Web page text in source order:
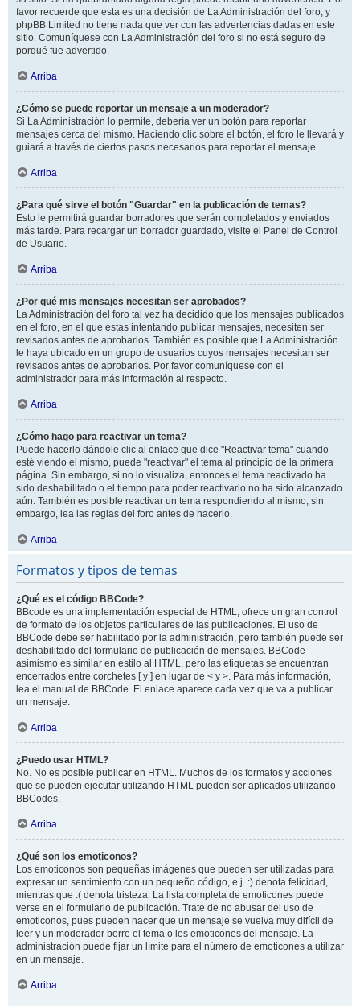
favor recuerde que esta es una decisión de La Administración del foro, y
phpBB Limited no tiene nada que ver con las advertencias dadas en este
sitio. Comuníquese con La Administración del foro si no está seguro de
porqué fue advertido.
Arriba
¿Cómo se puede reportar un mensaje a un moderador?
Si La Administración lo permite, debería ver un botón para reportar
mensajes cerca del mismo. Haciendo clic sobre el botón, el foro le llevará y
guiará a través de ciertos pasos necesarios para reportar el mensaje.
Arriba
¿Para qué sirve el botón "Guardar" en la publicación de temas?
Esto le permitirá guardar borradores que serán completados y enviados
más tarde. Para recargar un borrador guardado, visite el Panel de Control
de Usuario.
Arriba
¿Por qué mis mensajes necesitan ser aprobados?
La Administración del foro tal vez ha decidido que los mensajes publicados
en el foro, en el que estas intentando publicar mensajes, necesiten ser
revisados antes de aprobarlos. También es posible que La Administración
le haya ubicado en un grupo de usuarios cuyos mensajes necesitan ser
revisados antes de aprobarlos. Por favor comuníquese con el
administrador para más información al respecto.
Arriba
¿Cómo hago para reactivar un tema?
Puede hacerlo dándole clic al enlace que dice "Reactivar tema" cuando
esté viendo el mismo, puede "reactivar" el tema al principio de la primera
página. Sin embargo, si no lo visualiza, entonces el tema reactivado ha
sido deshabilitado o el tiempo para poder reactivarlo no ha sido alcanzado
aún. También es posible reactivar un tema respondiendo al mismo, sin
embargo, lea las reglas del foro antes de hacerlo.
Arriba
Formatos y tipos de temas
¿Qué es el código BBCode?
BBcode es una implementación especial de HTML, ofrece un gran control
de formato de los objetos particulares de las publicaciones. El uso de
BBCode debe ser habilitado por la administración, pero también puede ser
deshabilitado del formulario de publicación de mensajes. BBCode
asimismo es similar en estilo al HTML, pero las etiquetas se encuentran
encerrados entre corchetes [ y ] en lugar de < y >. Para más información,
lea el manual de BBCode. El enlace aparece cada vez que va a publicar
un mensaje.
Arriba
¿Puedo usar HTML?
No. No es posible publicar en HTML. Muchos de los formatos y acciones
que se pueden ejecutar utilizando HTML pueden ser aplicados utilizando
BBCodes.
Arriba
¿Qué son los emoticonos?
Los emoticonos son pequeñas imágenes que pueden ser utilizadas para
expresar un sentimiento con un pequeño código, e.j. :) denota felicidad,
mientras que :( denota tristeza. La lista completa de emoticones puede
verse en el formulario de publicación. Trate de no abusar del uso de
emoticonos, pues pueden hacer que un mensaje se vuelva muy difícil de
leer y un moderador borre el tema o los emoticones del mensaje. La
administración puede fijar un límite para el número de emoticones a utilizar
en un mensaje.
Arriba